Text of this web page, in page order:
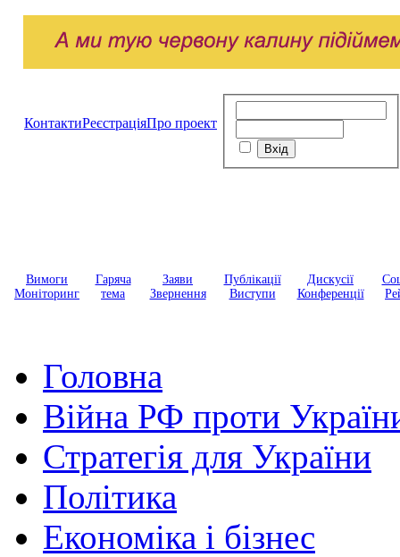
КонтактиРеєстраціяПро проект
Вимоги
Моніторинг
Гаряча
тема
Заяви
Звернення
Публікації
Виступи
Дискусії
Конференції
Головна
Війна РФ проти
Стратегія для України
Політика
Економіка і бізнес